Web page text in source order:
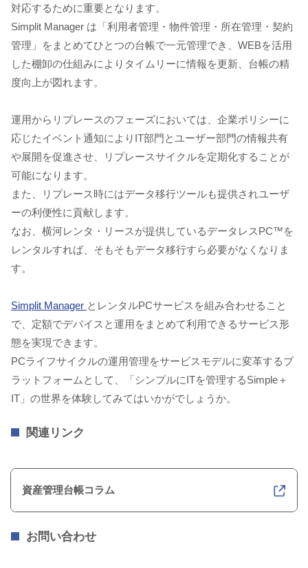
対応するために重要となります。
Simplit Manager は「利用者管理・物件管理・所在管理・契約
管理」をまとめてひとつの台帳で一元管理でき、WEBを活用
した棚卸の仕組みによりタイムリーに情報を更新、台帳の精
度向上が図れます。
運用からリプレースのフェーズにおいては、企業ポリシーに
応じたイベント通知によりIT部門とユーザー部門の情報共有
や展開を促進させ、リプレースサイクルを定期化することが
可能になります。
また、リプレース時にはデータ移行ツールも提供されユーザ
ーの利便性に貢献します。
なお、横河レンタ・リースが提供しているデータレスPC™を
レンタルすれば、そもそもデータ移行すら必要がなくなりま
す。
Simplit Manager とレンタルPCサービスを組み合わせること
で、定額でデバイスと運用をまとめて利用できるサービス形
態を実現できます。
PCライフサイクルの運用管理をサービスモデルに変革するプ
ラットフォームとして、「シンプルにITを管理するSimple＋
IT」の世界を体験してみてはいかがでしょうか。
関連リンク
資産管理台帳コラム
お問い合わせ